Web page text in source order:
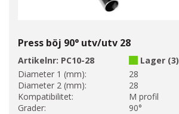
Press böj 90° utv/utv 28
Artikelnr: PC10-28
Lager (3)
Diameter 1 (mm):
28
Diameter 2 (mm):
28
Kompatibilitet:
M profil
Grader:
90°